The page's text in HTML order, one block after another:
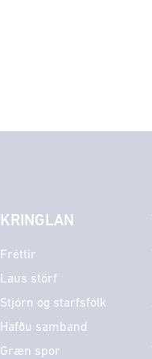
KRINGLAN
Fréttir
Laus störf
Stjórn og starfsfólk
Hafðu samband
Græn spor